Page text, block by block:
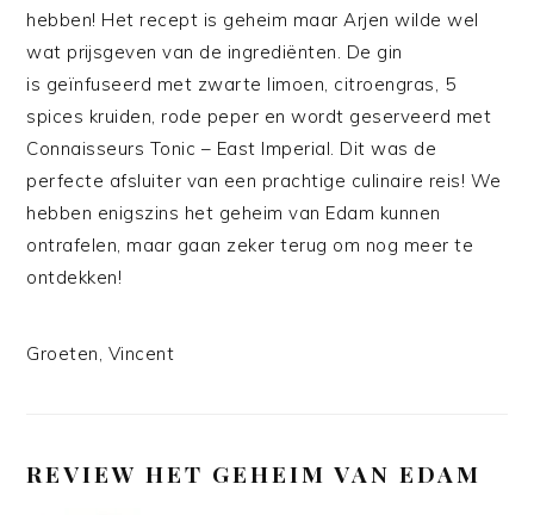
hebben! Het recept is geheim maar Arjen wilde wel
wat prijsgeven van de ingrediënten. De gin
is geïnfuseerd met zwarte limoen, citroengras, 5
spices kruiden, rode peper en wordt geserveerd met
Connaisseurs Tonic – East Imperial. Dit was de
perfecte afsluiter van een prachtige culinaire reis! We
hebben enigszins het geheim van Edam kunnen
ontrafelen, maar gaan zeker terug om nog meer te
ontdekken!
Groeten, Vincent
REVIEW HET GEHEIM VAN EDAM